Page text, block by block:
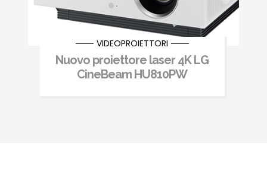
VIDEOPROIETTORI
Nuovo proiettore laser 4K LG
CineBeam HU810PW